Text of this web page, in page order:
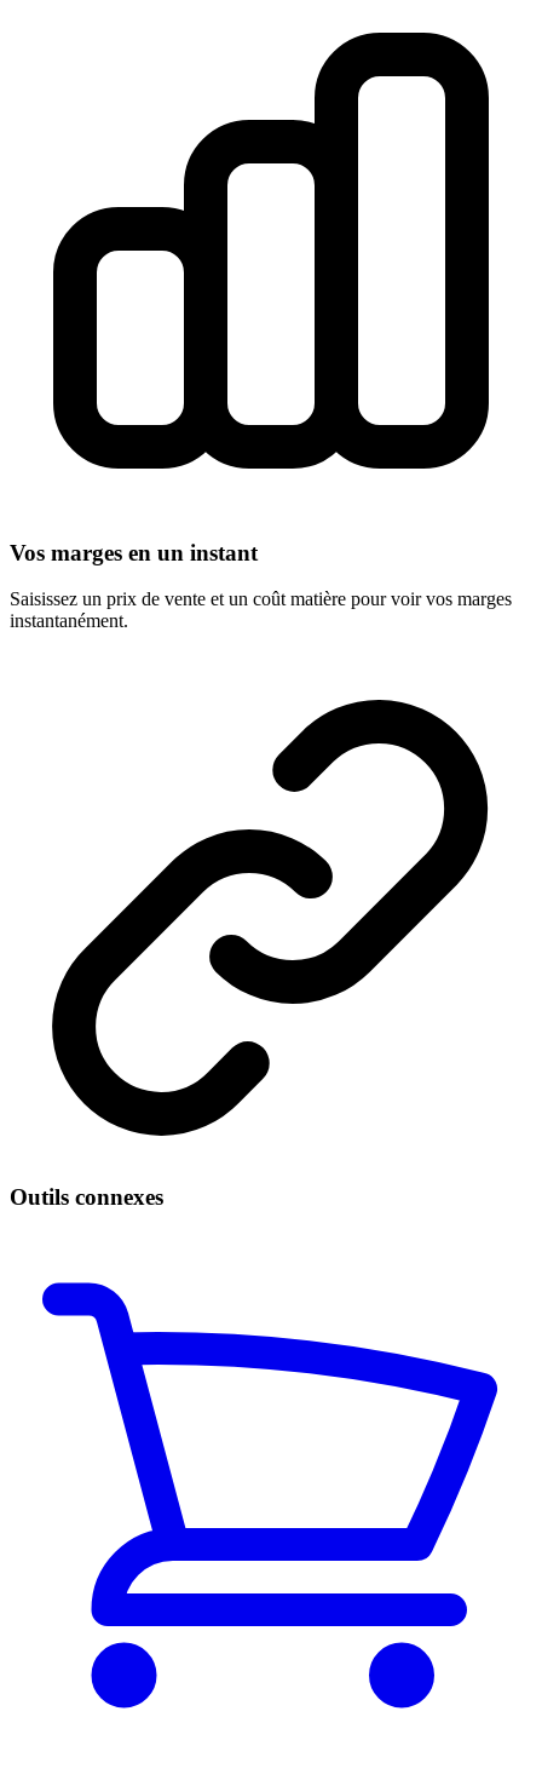
Vos marges en un instant
Saisissez un prix de vente et un coût matière pour voir vos marges
instantanément.
Outils connexes